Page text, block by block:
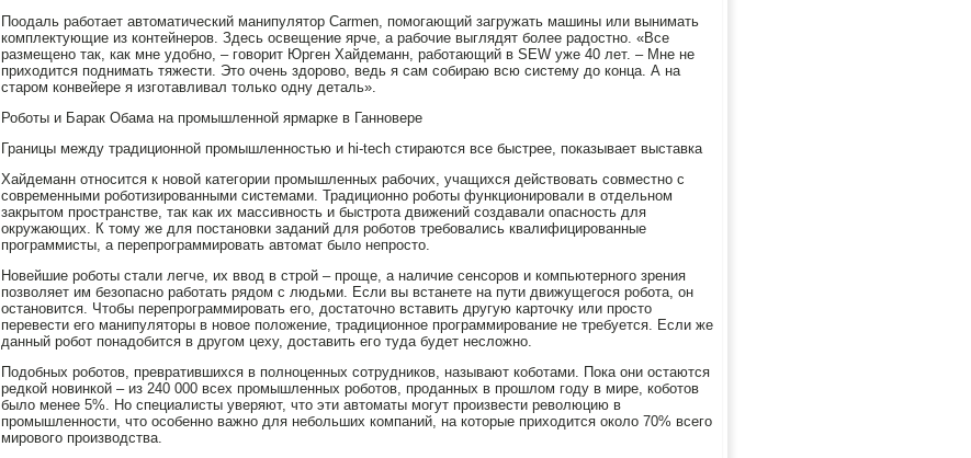
Поодаль работает автоматический манипулятор Carmen, помогающий загружать машины или вынимать
комплектующие из контейнеров. Здесь освещение ярче, а рабочие выглядят более радостно. «Все
размещено так, как мне удобно, – говорит Юрген Хайдеманн, работающий в SEW уже 40 лет. – Мне не
приходится поднимать тяжести. Это очень здорово, ведь я сам собираю всю систему до конца. А на
старом конвейере я изготавливал только одну деталь».
Роботы и Барак Обама на промышленной ярмарке в Ганновере
Границы между традиционной промышленностью и hi-tech стираются все быстрее, показывает выставка
Хайдеманн относится к новой категории промышленных рабочих, учащихся действовать совместно с
современными роботизированными системами. Традиционно роботы функционировали в отдельном
закрытом пространстве, так как их массивность и быстрота движений создавали опасность для
окружающих. К тому же для постановки заданий для роботов требовались квалифицированные
программисты, а перепрограммировать автомат было непросто.
Новейшие роботы стали легче, их ввод в строй – проще, а наличие сенсоров и компьютерного зрения
позволяет им безопасно работать рядом с людьми. Если вы встанете на пути движущегося робота, он
остановится. Чтобы перепрограммировать его, достаточно вставить другую карточку или просто
перевести его манипуляторы в новое положение, традиционное программирование не требуется. Если же
данный робот понадобится в другом цеху, доставить его туда будет несложно.
Подобных роботов, превратившихся в полноценных сотрудников, называют коботами. Пока они остаются
редкой новинкой – из 240 000 всех промышленных роботов, проданных в прошлом году в мире, коботов
было менее 5%. Но специалисты уверяют, что эти автоматы могут произвести революцию в
промышленности, что особенно важно для небольших компаний, на которые приходится около 70% всего
мирового производства.